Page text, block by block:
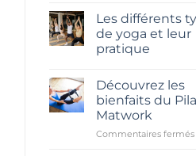
sur
Découvrez
l’excellence
du
Pilates
Align-
Pilates
Les différents
de yoga et leur
pratique
sur
Les
différents
types
yoga
Découvrez les
bienfaits du
Matwork
Commentaires fermés